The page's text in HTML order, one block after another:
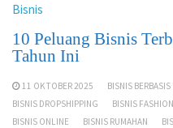
Bisnis
10 Peluang Bisnis
Tahun Ini
11 OKTOBER 2025 BISNIS
BISNIS DROPSHIPPING
BISNIS FASHION
BISNIS ONLINE
BISNIS RUMAHAN